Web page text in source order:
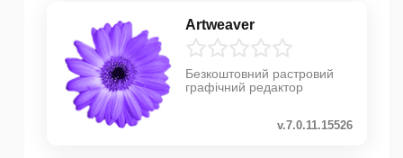
Artweaver
Безкоштовний растровий
графічний редактор
v.7.0.11.15526